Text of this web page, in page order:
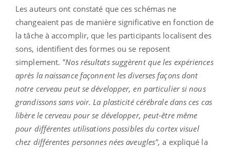
Les auteurs ont constaté que ces schémas ne
changeaient pas de manière significative en fonction de
la tâche à accomplir, que les participants localisent des
sons, identifient des formes ou se reposent
simplement. "Nos résultats suggèrent que les expériences
après la naissance façonnent les diverses façons dont
notre cerveau peut se développer, en particulier si nous
grandissons sans voir. La plasticité cérébrale dans ces cas
libère le cerveau pour se développer, peut-être même
pour différentes utilisations possibles du cortex visuel
chez différentes personnes nées aveugles", a expliqué la